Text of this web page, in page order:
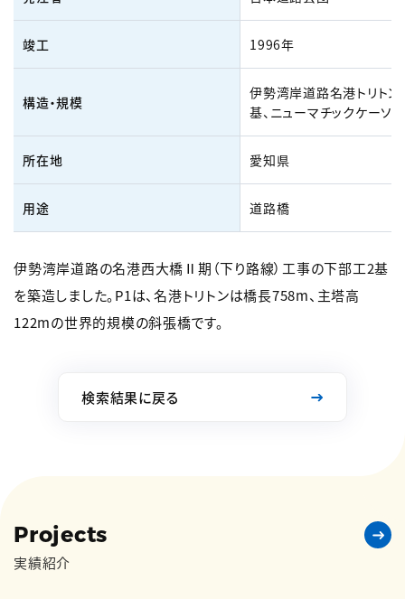
竣工 1996年
構造・規模
伊勢湾岸道路名港トリトン
基、ニューマチックケーソ
所在地 愛知県
用途 道路橋
伊勢湾岸道路の名港西大橋Ⅱ期（下り路線）工事の下部工2基
を築造しました。P1は、名港トリトンは橋長758m、主塔高
122mの世界的規模の斜張橋です。
検索結果に戻る
Projects
実績紹介